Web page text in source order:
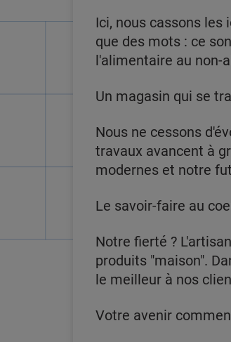
Ici, nous cassons
que des mots : ce
l'alimentaire au non-
Un magasin qui se
Nous ne cessons
travaux avancent à
modernes et notre
Le savoir-faire au
Notre fierté ?
produits "maison".
le meilleur à nos
Votre avenir